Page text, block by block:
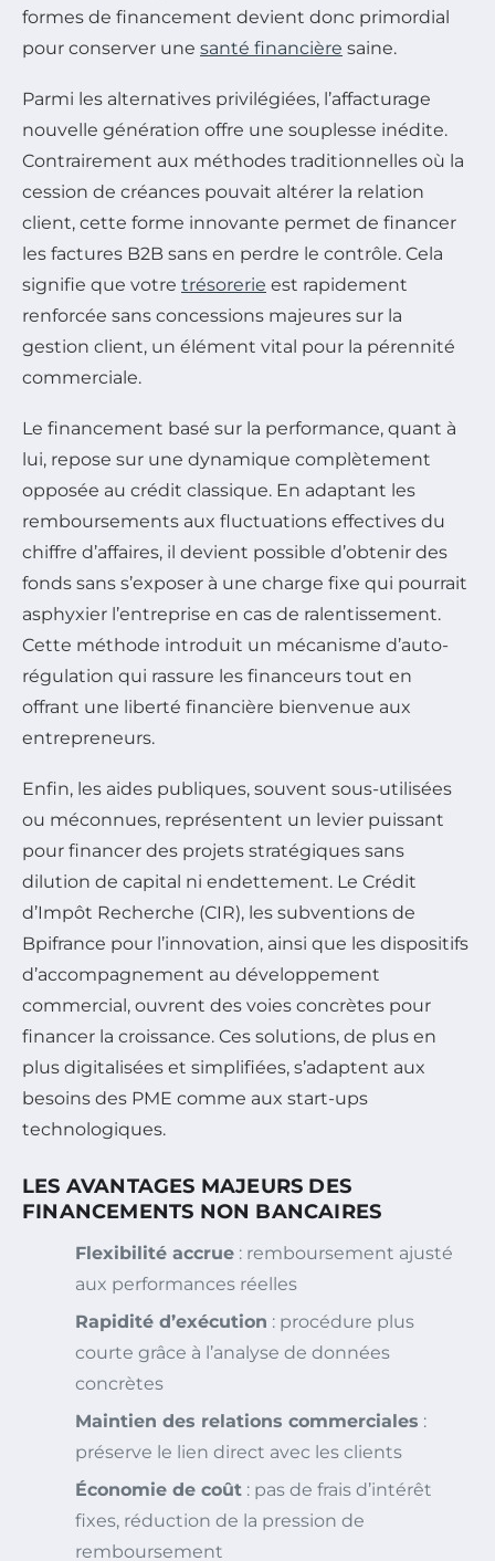
formes de financement devient donc primordial
pour conserver une santé financière saine.
Parmi les alternatives privilégiées, l’affacturage
nouvelle génération offre une souplesse inédite.
Contrairement aux méthodes traditionnelles où la
cession de créances pouvait altérer la relation
client, cette forme innovante permet de financer
les factures B2B sans en perdre le contrôle. Cela
signifie que votre trésorerie est rapidement
renforcée sans concessions majeures sur la
gestion client, un élément vital pour la pérennité
commerciale.
Le financement basé sur la performance, quant à
lui, repose sur une dynamique complètement
opposée au crédit classique. En adaptant les
remboursements aux fluctuations effectives du
chiffre d’affaires, il devient possible d’obtenir des
fonds sans s’exposer à une charge fixe qui pourrait
asphyxier l’entreprise en cas de ralentissement.
Cette méthode introduit un mécanisme d’auto-
régulation qui rassure les financeurs tout en
offrant une liberté financière bienvenue aux
entrepreneurs.
Enfin, les aides publiques, souvent sous-utilisées
ou méconnues, représentent un levier puissant
pour financer des projets stratégiques sans
dilution de capital ni endettement. Le Crédit
d’Impôt Recherche (CIR), les subventions de
Bpifrance pour l’innovation, ainsi que les dispositifs
d’accompagnement au développement
commercial, ouvrent des voies concrètes pour
financer la croissance. Ces solutions, de plus en
plus digitalisées et simplifiées, s’adaptent aux
besoins des PME comme aux start-ups
technologiques.
LES AVANTAGES MAJEURS DES
FINANCEMENTS NON BANCAIRES
Flexibilité accrue : remboursement ajusté
aux performances réelles
Rapidité d’exécution : procédure plus
courte grâce à l’analyse de données
concrètes
Maintien des relations commerciales :
préserve le lien direct avec les clients
Économie de coût : pas de frais d’intérêt
fixes, réduction de la pression de
remboursement